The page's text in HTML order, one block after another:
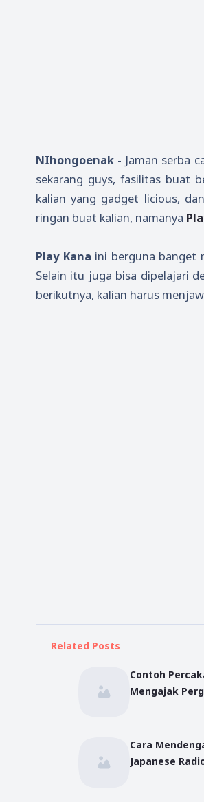
NIhongoenak - Jaman serba
sekarang guys, fasilitas buat
kalian yang gadget licious,
ringan buat kalian, namanya
Play Kana ini berguna banget
Selain itu juga bisa dipelajari
berikutnya, kalian harus
Related Posts
Contoh
Mengajak
Cara
Japanese